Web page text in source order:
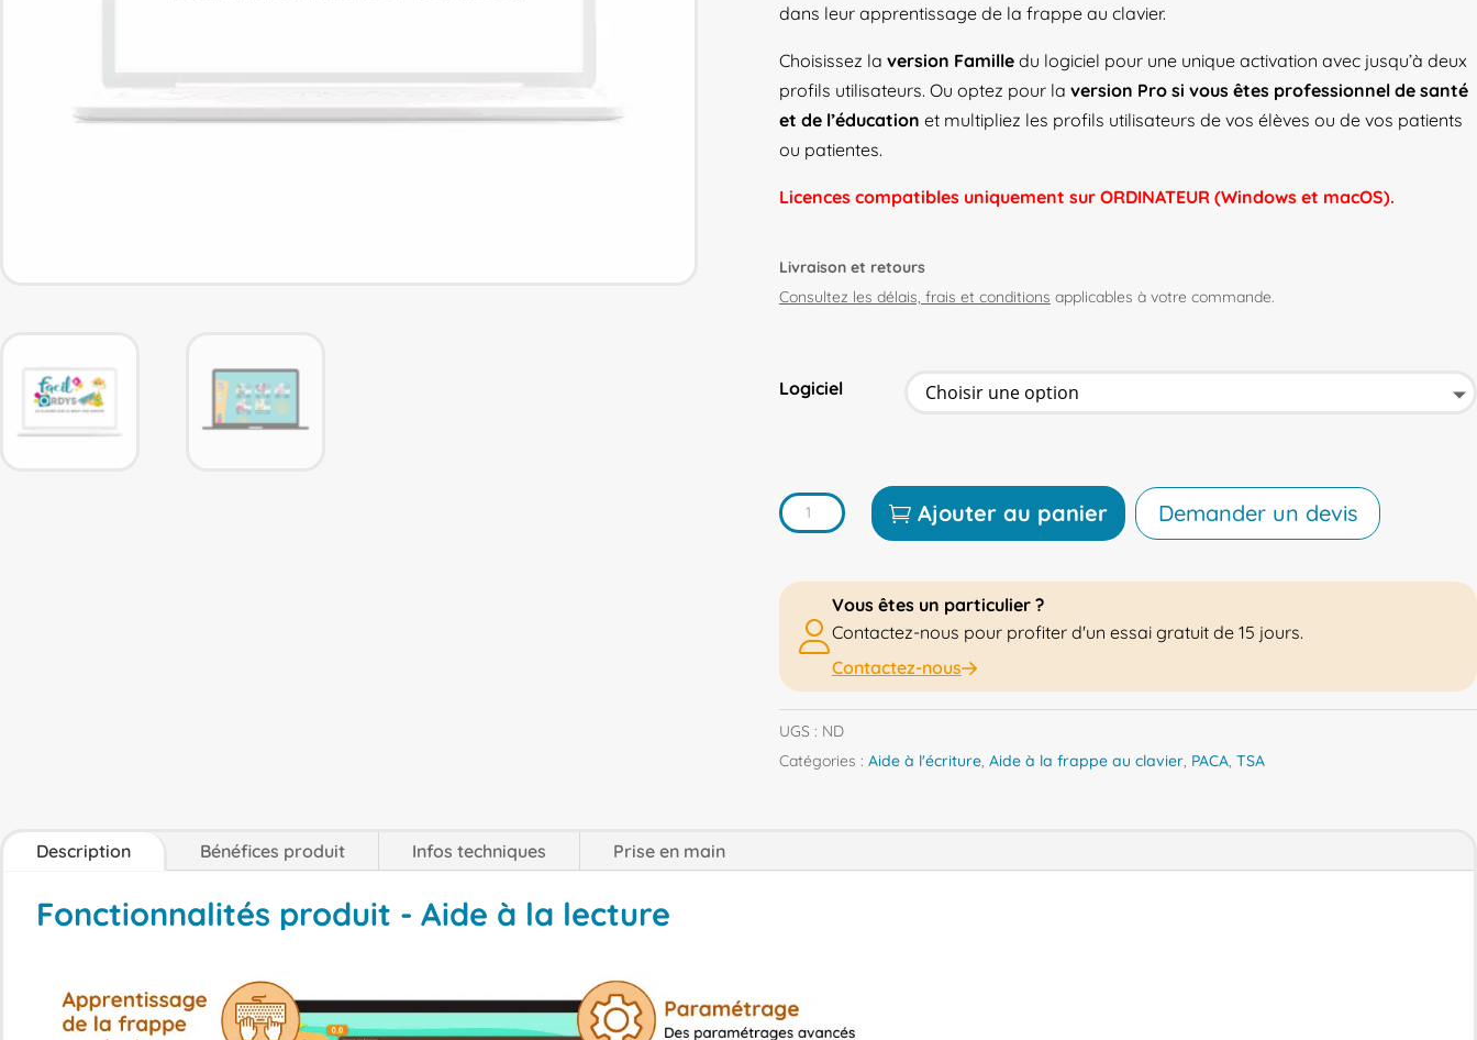
dans leur apprentissage de la frappe au clavier.
Choisissez la version Familledu logiciel pour une unique activation avec jusqu’à deux
profils utilisateurs. Ou optez pour la version Pro si vous êtes professionnel de santé
et de l’éducation et multipliez les profils utilisateurs de vos élèves ou de vos patients
ou patientes.
Licences compatibles uniquement sur ORDINATEUR (Windows et macOS).
Livraison et retours
Consultez les délais, frais et conditions applicables à votre commande.
Logiciel
quantité
de
Facil’Ordys
Ajouter au panier Demander un devis
Vous êtes un particulier ?
Contactez-nous pour profiter d'un essai gratuit de 15 jours.
Contactez-nous
UGS : ND
Catégories : Aide à l'écriture, Aide à la frappe au clavier, PACA, TSA
Description Bénéfices produit Infos techniques Prise en main
Fonctionnalités produit - Aide à la lecture